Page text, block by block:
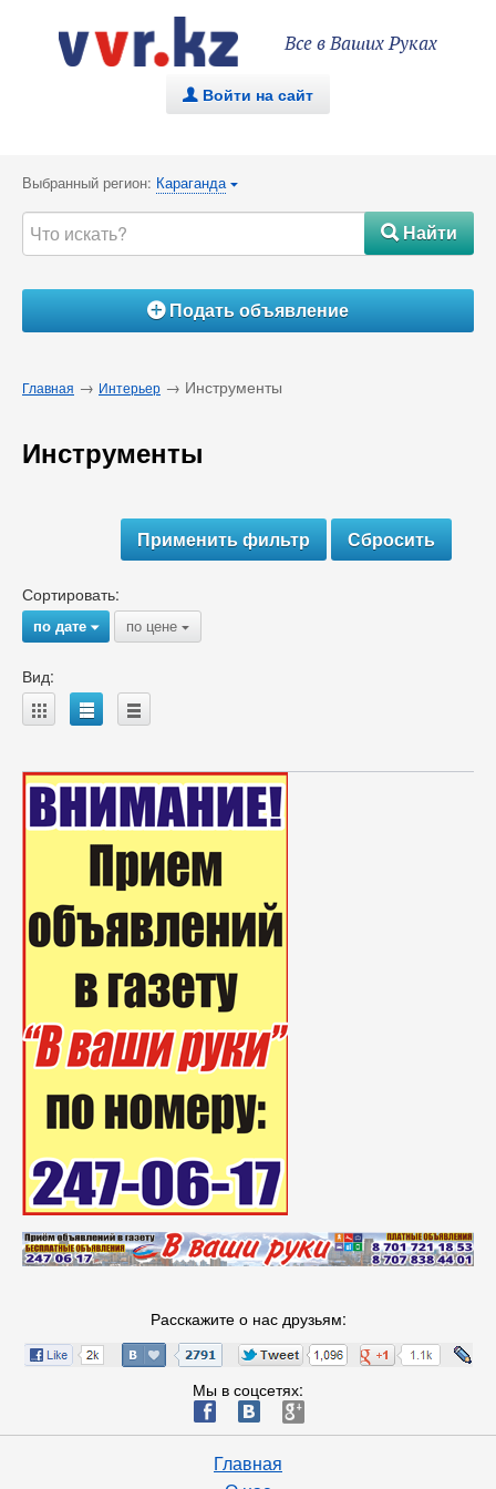
Все в Ваших Руках
. Войти на сайт
Выбранный регион: Караганда {
#Найти
ÁПодать объявление
Главная → Интерьер → Инструменты
Инструменты
Сортировать:
по дате{ по цене {
Вид:
A B C
Расскажите о нас друзьям:
Мы в соцсетях:
ä æ è
Главная